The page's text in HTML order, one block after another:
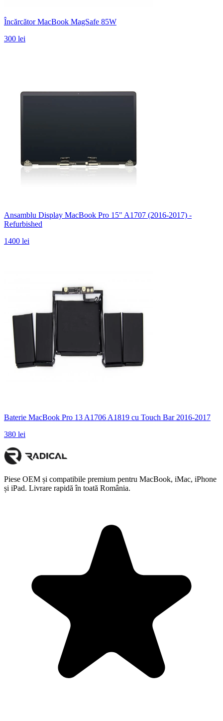
Încărcător MacBook MagSafe 85W
300 lei
Ansamblu Display MacBook Pro 15" A1707 (2016-2017) -
Refurbished
1400 lei
Baterie MacBook Pro 13 A1706 A1819 cu Touch Bar 2016-2017
380 lei
Piese OEM și compatibile premium pentru MacBook, iMac, iPhone
și iPad. Livrare rapidă în toată România.